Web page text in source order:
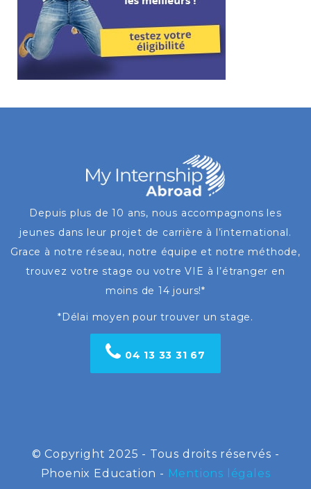
Depuis plus de 10 ans, nous accompagnons les
jeunes dans leur projet de carrière à l’international.
Grace à notre réseau, notre équipe et notre méthode,
trouvez votre stage ou votre VIE à l’étranger en
moins de 14 jours!*
*Délai moyen pour trouver un stage.
04 13 33 31 67
© Copyright 2025 - Tous droits réservés -
Phoenix Education - Mentions légales